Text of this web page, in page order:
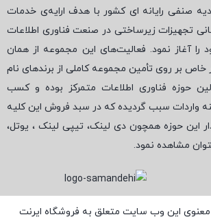
صنفی رایانه ای کشور با هدف ارایه‌ی خدمات
تجهیزات زیرساختی در صنعت فناوری اطلاعات
را آغاز نمود. فعالیت‌های این مجموعه از همان
بر روی تأمین مجموعه کاملی از برندهای نام
حوزه فناوری اطلاعات متمرکز بوده و کسب
واردات سبب گردیده که در سبد فروش این کلیه
این حوزه همچون دی لینک، تیپی لینک ، یوتل،
مشاهده نمود.
این وب سایت متعلق به فروشگاه ایرنت